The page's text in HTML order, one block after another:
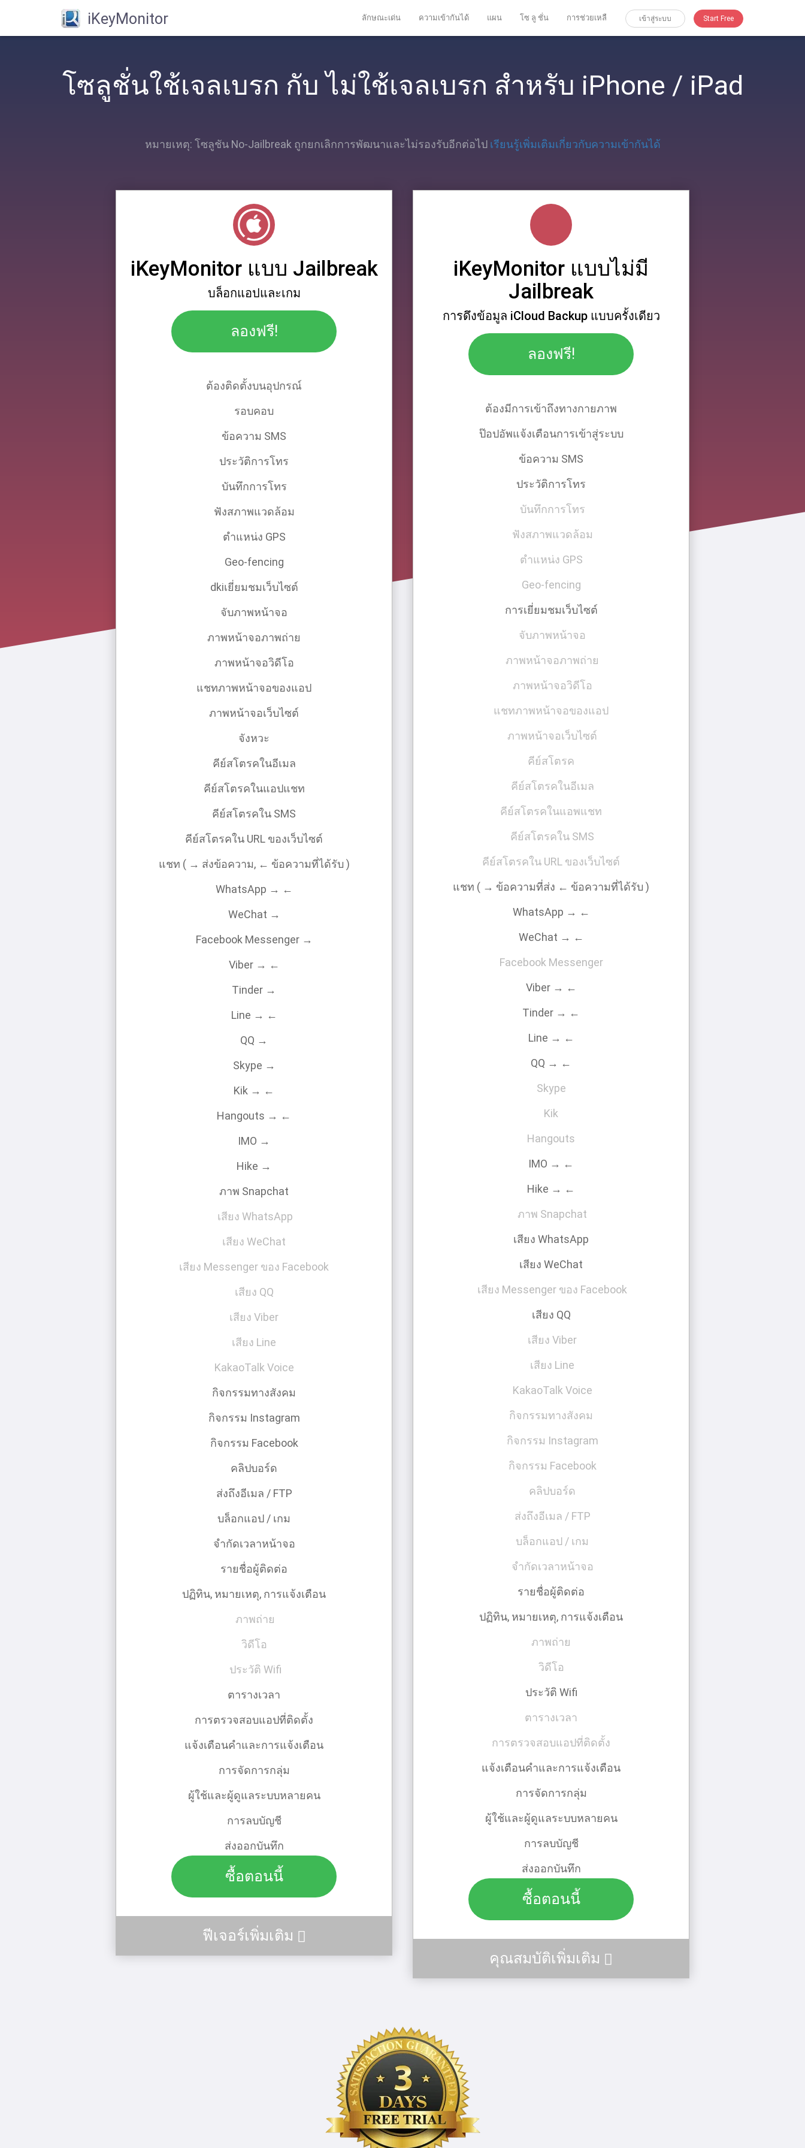
iKeyMonitor ลักษณะเด่น ความเข้ากันได้ แผน โซ ลู ชั่น การช่วยเหลื เข้าสู่ระบบ Start Free
โซลูชั่นใช้เจลเบรก กับ ไม่ใช้เจลเบรก สําหรับ iPhone / iPad
หมายเหตุ: โซลูชัน No-Jailbreak ถูกยกเลิกการพัฒนาและไม่รองรับอีกต่อไป เรียนรู้เพิ่มเติมเกี่ยวกับความเข้ากันได้
iKeyMonitor แบบ Jailbreak
บล็อกแอปและเกม
ลองฟรี!
ต้องติดตั้งบนอุปกรณ์
รอบคอบ
ข้อความ SMS
ประวัติการโทร
บันทึกการโทร
ฟังสภาพแวดล้อม
ตําแหน่ง GPS
Geo-fencing
dkiเยี่ยมชมเว็บไซต์
จับภาพหน้าจอ
ภาพหน้าจอภาพถ่าย
ภาพหน้าจอวิดีโอ
แชทภาพหน้าจอของแอป
ภาพหน้าจอเว็บไซต์
จังหวะ
คีย์สโตรคในอีเมล
คีย์สโตรคในแอปแชท
คีย์สโตรคใน SMS
คีย์สโตรคใน URL ของเว็บไซต์
แชท ( → ส่งข้อความ, ← ข้อความที่ได้รับ )
WhatsApp → ←
WeChat →
Facebook Messenger →
Viber → ←
Tinder →
Line → ←
QQ →
Skype →
Kik → ←
Hangouts → ←
IMO →
Hike →
ภาพ Snapchat
เสียง WhatsApp
เสียง WeChat
เสียง Messenger ของ Facebook
เสียง QQ
เสียง Viber
เสียง Line
KakaoTalk Voice
กิจกรรมทางสังคม
กิจกรรม Instagram
กิจกรรม Facebook
คลิปบอร์ด
ส่งถึงอีเมล / FTP
บล็อกแอป / เกม
จํากัดเวลาหน้าจอ
รายชื่อผู้ติดต่อ
ปฏิทิน, หมายเหตุ, การแจ้งเตือน
ภาพถ่าย
วิดีโอ
ประวัติ Wifi
ตารางเวลา
การตรวจสอบแอปที่ติดตั้ง
แจ้งเตือนคําและการแจ้งเตือน
การจัดการกลุ่ม
ผู้ใช้และผู้ดูแลระบบหลายคน
การลบบัญชี
ส่งออกบันทึก
ซื้อตอนนี้
ฟีเจอร์เพิ่มเติม
iKeyMonitor แบบไม่มี
Jailbreak
การดึงข้อมูล iCloud Backup แบบครั้งเดียว
ลองฟรี!
ต้องมีการเข้าถึงทางกายภาพ
ป๊อปอัพแจ้งเตือนการเข้าสู่ระบบ
ข้อความ SMS
ประวัติการโทร
บันทึกการโทร
ฟังสภาพแวดล้อม
ตําแหน่ง GPS
Geo-fencing
การเยี่ยมชมเว็บไซต์
จับภาพหน้าจอ
ภาพหน้าจอภาพถ่าย
ภาพหน้าจอวิดีโอ
แชทภาพหน้าจอของแอป
ภาพหน้าจอเว็บไซต์
คีย์สโตรค
คีย์สโตรคในอีเมล
คีย์สโตรคในแอพแชท
คีย์สโตรคใน SMS
คีย์สโตรคใน URL ของเว็บไซต์
แชท ( → ข้อความที่ส่ง ← ข้อความที่ได้รับ )
WhatsApp → ←
WeChat → ←
Facebook Messenger
Viber → ←
Tinder → ←
Line → ←
QQ → ←
Skype
Kik
Hangouts
IMO → ←
Hike → ←
ภาพ Snapchat
เสียง WhatsApp
เสียง WeChat
เสียง Messenger ของ Facebook
เสียง QQ
เสียง Viber
เสียง Line
KakaoTalk Voice
กิจกรรมทางสังคม
กิจกรรม Instagram
กิจกรรม Facebook
คลิปบอร์ด
ส่งถึงอีเมล / FTP
บล็อกแอป / เกม
จํากัดเวลาหน้าจอ
รายชื่อผู้ติดต่อ
ปฏิทิน, หมายเหตุ, การแจ้งเตือน
ภาพถ่าย
วิดีโอ
ประวัติ Wifi
ตารางเวลา
การตรวจสอบแอปที่ติดตั้ง
แจ้งเตือนคําและการแจ้งเตือน
การจัดการกลุ่ม
ผู้ใช้และผู้ดูแลระบบหลายคน
การลบบัญชี
ส่งออกบันทึก
ซื้อตอนนี้
คุณสมบัติเพิ่มเติม